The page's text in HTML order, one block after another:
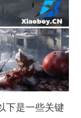
下是一些关键